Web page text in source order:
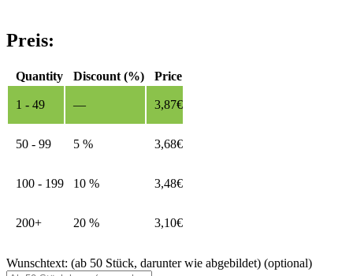
Preis:
Quantity Discount (%) Price
1 - 49 — 3,87€
50 - 99 5 % 3,68€
100 - 199 10 % 3,48€
200+ 20 % 3,10€
Wunschtext: (ab 50 Stück, darunter wie abgebildet) (optional)